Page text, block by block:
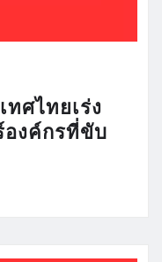
ศไทยเร่ง
งค์กรที่ขับ